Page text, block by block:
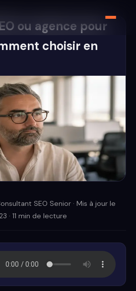
ou agence pour
choisir en
SEO Senior · Mis à jour le
· 11 min de lecture